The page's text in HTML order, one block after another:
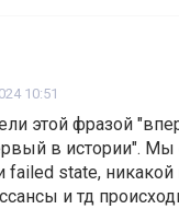
10:51
этой фразой
в истории". Мы
failed state,
и тд